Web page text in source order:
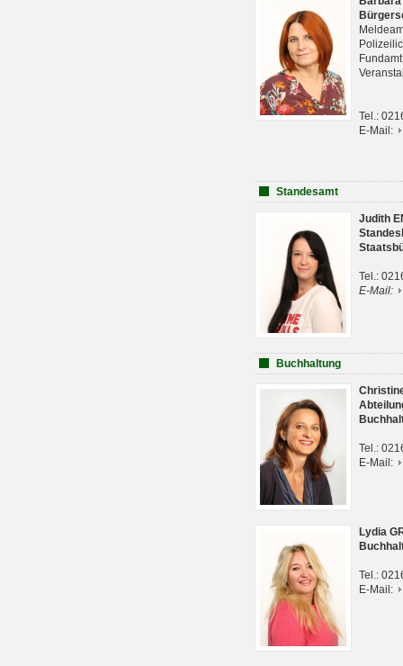
Tel.:
E-Mail:
Standesamt
Judith
Tel.:
E-Mail:
Buchhaltung
Tel.:
E-Mail:
Lydia
Tel.:
E-Mail: